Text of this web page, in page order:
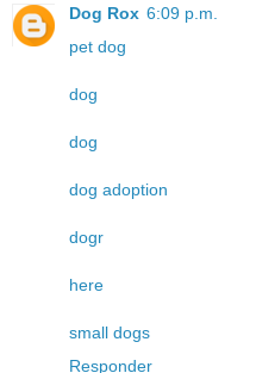
Dog Rox 6:09 p.m.
pet dog
dog
dog
dog adoption
dogr
here
small dogs
Responder